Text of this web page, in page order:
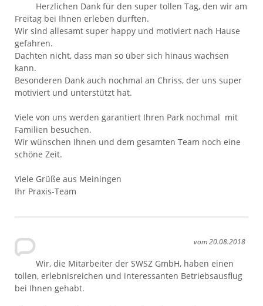
Herzlichen Dank für den super tollen Tag, den wir am
Freitag bei Ihnen erleben durften.
Wir sind allesamt super happy und motiviert nach Hause
gefahren.
Dachten nicht, dass man so über sich hinaus wachsen
kann.
Besonderen Dank auch nochmal an Chriss, der uns super
motiviert und unterstützt hat.
Viele von uns werden garantiert Ihren Park nochmal mit
Familien besuchen.
Wir wünschen Ihnen und dem gesamten Team noch eine
schöne Zeit.
Viele Grüße aus Meiningen
Ihr Praxis-Team
vom 20.08.2018
Wir, die Mitarbeiter der SWSZ GmbH, haben einen
tollen, erlebnisreichen und interessanten Betriebsausflug
bei Ihnen gehabt.